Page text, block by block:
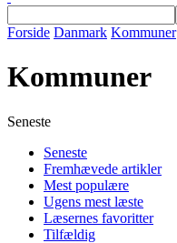
Forside Danmark Kommuner
Kommuner
Seneste
Seneste
Fremhævede artikler
Mest populære
Ugens mest læste
Læsernes favoritter
Tilfældig